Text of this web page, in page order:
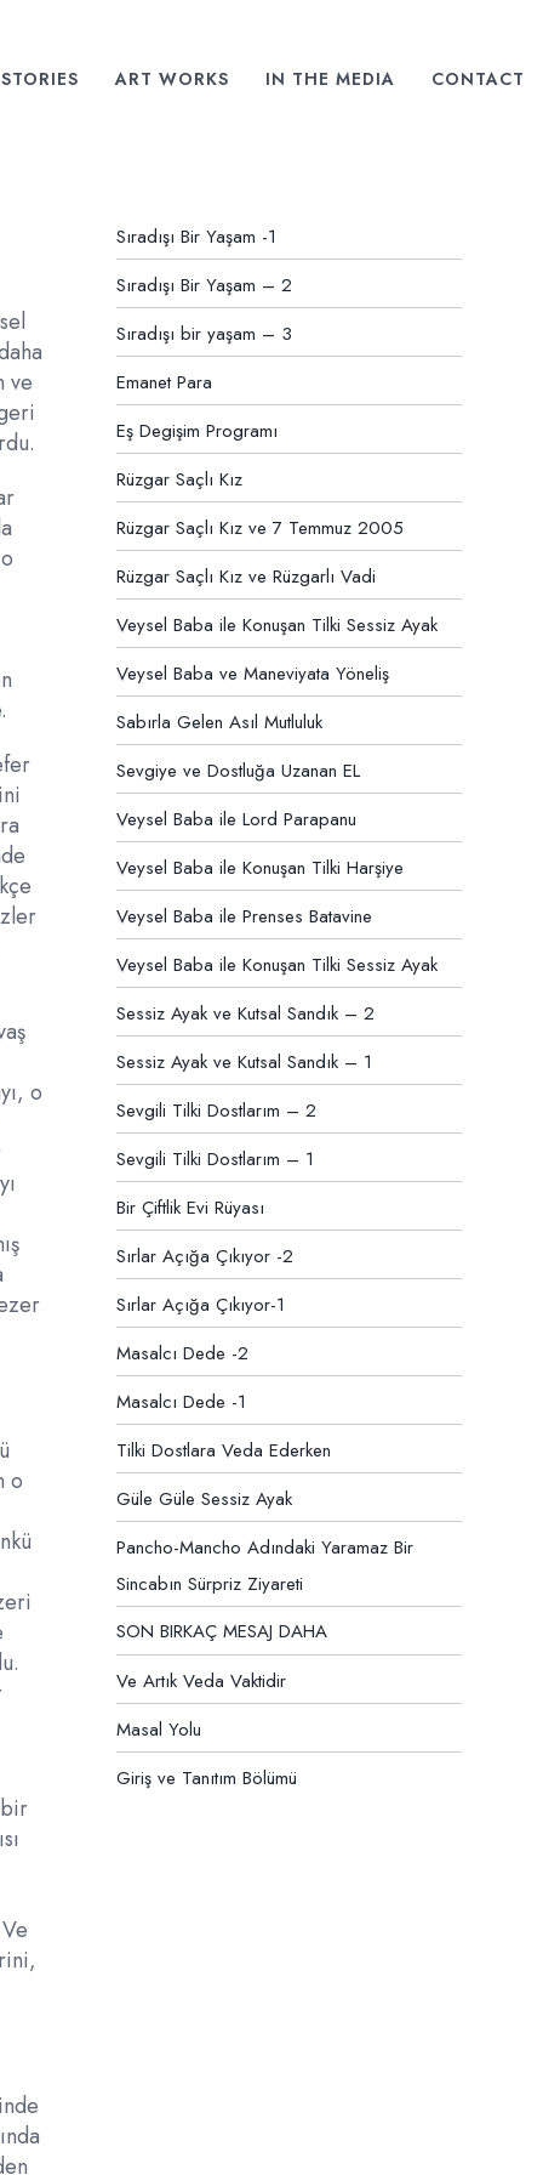
ART WORKS IN THE MEDIA CONTACT
ve
o
o
Sıradışı Bir Yaşam -1
Sıradışı Bir Yaşam – 2
Sıradışı bir yaşam – 3
Emanet Para
Eş Degişim Programı
Rüzgar Saçlı Kız
Rüzgar Saçlı Kız ve 7 Temmuz 2005
Rüzgar Saçlı Kız ve Rüzgarlı Vadi
Veysel Baba ile Konuşan Tilki Sessiz Ayak
Veysel Baba ve Maneviyata Yöneliş
Sabırla Gelen Asıl Mutluluk
Sevgiye ve Dostluğa Uzanan EL
Veysel Baba ile Lord Parapanu
Veysel Baba ile Konuşan Tilki Harşiye
Veysel Baba ile Prenses Batavine
Veysel Baba ile Konuşan Tilki Sessiz Ayak
Sessiz Ayak ve Kutsal Sandık – 2
Sessiz Ayak ve Kutsal Sandık – 1
Sevgili Tilki Dostlarım – 2
Sevgili Tilki Dostlarım – 1
Bir Çiftlik Evi Rüyası
Sırlar Açığa Çıkıyor -2
Sırlar Açığa Çıkıyor-1
Masalcı Dede -2
Masalcı Dede -1
Tilki Dostlara Veda Ederken
Güle Güle Sessiz Ayak
Pancho-Mancho Adındaki Yaramaz Bir
Sincabın Sürpriz Ziyareti
SON BIRKAÇ MESAJ DAHA
Ve Artık Veda Vaktidir
Masal Yolu
Giriş ve Tanıtım Bölümü